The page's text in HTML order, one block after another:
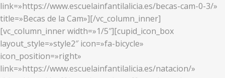
link=»https://www.escuelainfantilalicia.es/becas-cam-0-3/»
title=»Becas de la Cam»][/vc_column_inner]
[vc_column_inner width=»1/5″][cupid_icon_box
layout_style=»style2″ icon=»fa-bicycle»
icon_position=»right»
link=»https://www.escuelainfantilalicia.es/natacion/»